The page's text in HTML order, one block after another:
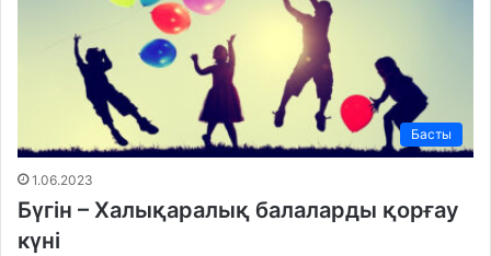
Басты
1.06.2023
Бүгін – Халықаралық балаларды қорғау
күні